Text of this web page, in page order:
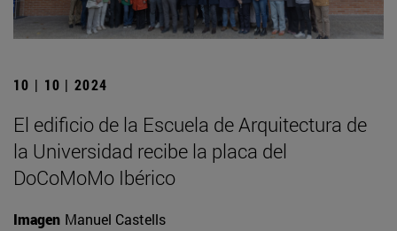
10 | 10 | 2024
El edificio de la Escuela de Arquitectura de
la Universidad recibe la placa del
DoCoMoMo Ibérico
Imagen Manuel Castells